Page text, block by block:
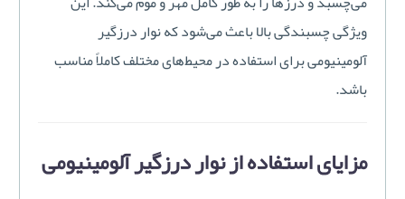
ویژگی چسبندگی بالا باعث می‌شود که نوار درزگیر
آلومینیومی برای استفاده در محیط‌های مختلف کاملاً مناسب
باشد.
مزایای استفاده از نوار درزگیر آلومینیومی